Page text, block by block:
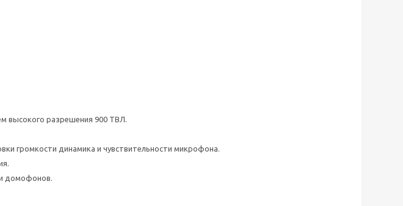
высокого разрешения 900 ТВЛ.
громкости динамика и чувствительности микрофона.
домофонов.